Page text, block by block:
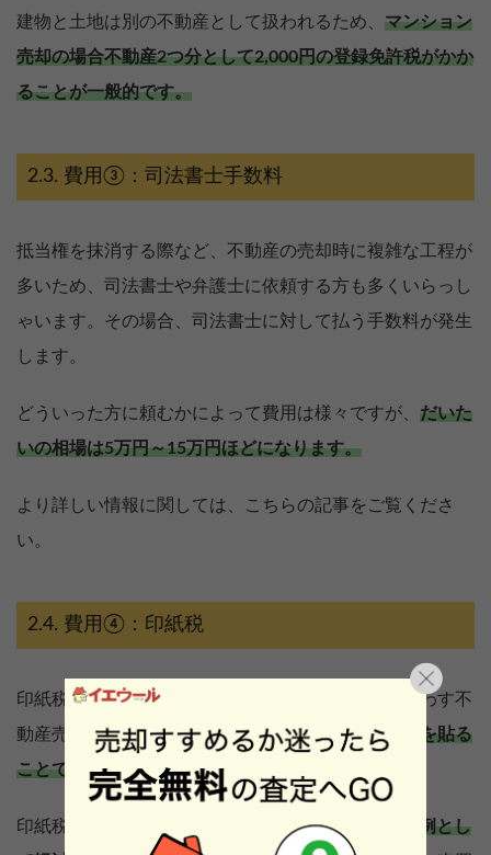
建物と土地は別の不動産として扱われるため、 マンション
売却の場合不動産2つ分として2,000円の登録免許税がかか
ることが一般的です。
費用③：司法書士手数料
抵当権を抹消する際など、不動産の売却時に複雑な工程が
多いため、司法書士や弁護士に依頼する方も多くいらっし
ゃいます。その場合、司法書士に対して払う手数料が発生
します。
どういった方に頼むかによって費用は様々ですが、 だいた
いの相場は5万円～15万円ほどになります。
より詳しい情報に関しては、こちらの記事をご覧くださ
い。
費用④：印紙税
印紙税とは、不動産売却時に売主と買主との間で交わす不
動産売買契約書に対し、その売買価格に応じた印紙を貼る
ことで納める税金のことを指します。
印紙税は、
2027年3月31日までの取引に対しては特例とし